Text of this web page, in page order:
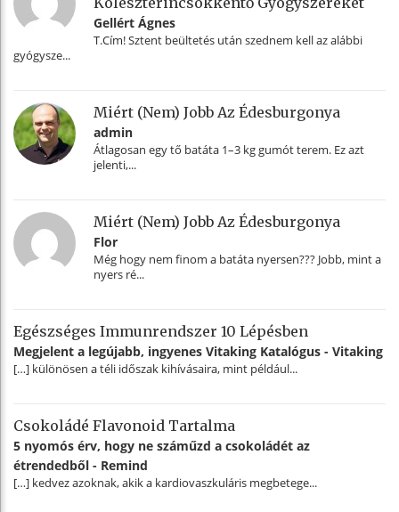
Gellért Ágnes
T.Cím! Sztent beültetés után szednem kell az alábbi
gyógysze...
Miért (nem) Jobb Az Édesburgonya
admin
Átlagosan egy tő batáta 1–3 kg gumót terem. Ez azt
jelenti,...
Miért (nem) Jobb Az Édesburgonya
Flor
Még hogy nem finom a batáta nyersen??? Jobb, mint a
nyers ré...
Egészséges Immunrendszer 10 Lépésben
Megjelent a legújabb, ingyenes Vitaking Katalógus - Vitaking
[…] különösen a téli időszak kihívásaira, mint például...
Csokoládé Flavonoid Tartalma
5 nyomós érv, hogy ne száműzd a csokoládét az
étrendedből - Remind
[…] kedvez azoknak, akik a kardiovaszkuláris megbetege...